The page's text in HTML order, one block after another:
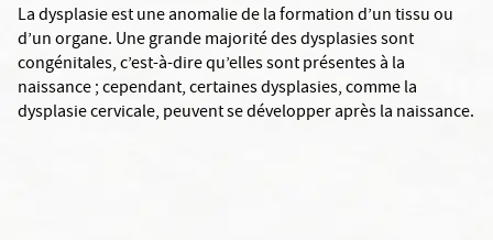
La dysplasie est une anomalie de la formation d’un tissu ou
d’un organe. Une grande majorité des dysplasies sont
congénitales, c’est-à-dire qu’elles sont présentes à la
naissance ; cependant, certaines dysplasies, comme la
dysplasie cervicale, peuvent se développer après la naissance.